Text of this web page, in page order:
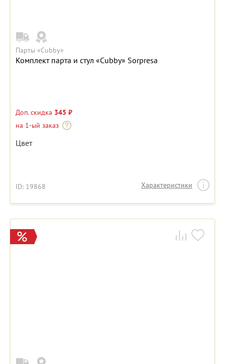
Парты «Cubby»
Комплект парта и стул «Cubby» Sorpresa
Доп. скидка 345 ₽
на 1-ый заказ
Цвет
ID: 19868 Характеристики